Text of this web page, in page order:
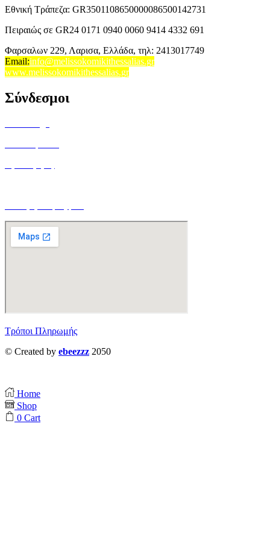
Εθνική Τράπεζα: GR3501108650000086500142731
Πειραιώς σε GR24 0171 0940 0060 9414 4332 691
Φαρσαλων 229, Λαρισα, Ελλάδα, τηλ: 2413017749
Email:info@melissokomikithessalias.gr
www.melissokomikithessalias.gr
Σύνδεσμοι
Τρόποι Πληρωμής
© Created by ebeezzz 2050
Home
Shop
0 Cart